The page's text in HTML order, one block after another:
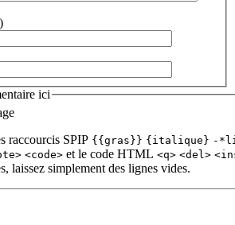
ici
raccourcis SPIP {{gras}} {italique} -
<code> et le code HTML <q> <del>
laissez simplement des lignes vides.